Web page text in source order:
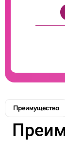
Преимущества